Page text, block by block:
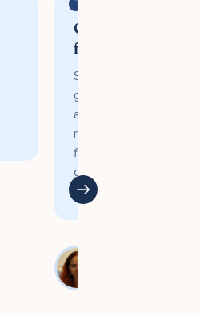
Geweldig dat ik
focussen op
Studenten vragen wel
gewoon zelf bijles
altijd uit hoe blij ik
niet aan PR en
financiën hoef te
geweldig het is dat ik
focussen op lesgeven